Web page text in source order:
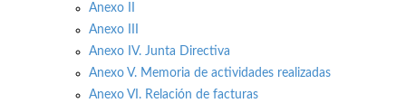
Anexo II
Anexo III
Anexo IV. Junta Directiva
Anexo V. Memoria de actividades realizadas
Anexo VI. Relación de facturas